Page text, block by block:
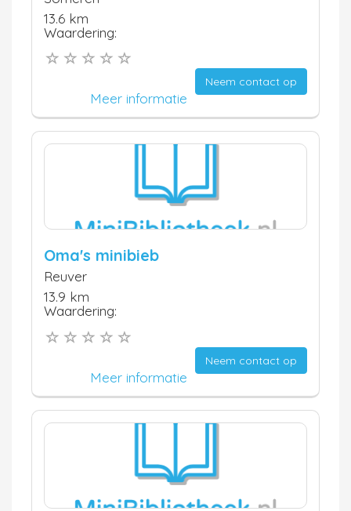
13.6 km
Waardering:
Neem contact op
Meer informatie
Oma's minibieb
Reuver
13.9 km
Waardering:
Neem contact op
Meer informatie